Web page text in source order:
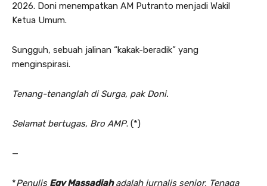
2026. Doni menempatkan AM Putranto menjadi Wakil
Ketua Umum.
Sungguh, sebuah jalinan “kakak-beradik” yang
menginspirasi.
Tenang-tenanglah di Surga, pak Doni.
Selamat bertugas, Bro AMP. (*)
—
*Penulis Egy Massadiahadalah jurnalis senior, Tenaga